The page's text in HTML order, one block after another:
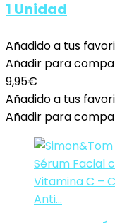
1 Unidad
Añadido a tus
Añadir para
9,95€
Añadido a tus
Añadir para